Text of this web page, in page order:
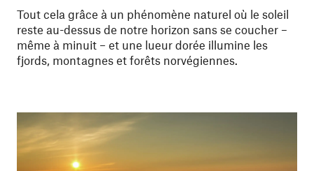
Tout cela grâce à un phénomène naturel où le soleil
reste au-dessus de notre horizon sans se coucher –
même à minuit – et une lueur dorée illumine les
fjords, montagnes et forêts norvégiennes.